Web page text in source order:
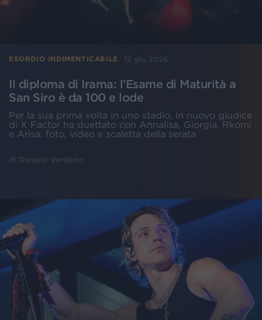
ESORDIO INDIMENTICABILE 12 giu 2026
Il diploma di Irama: l’Esame di Maturità a
San Siro è da 100 e lode
Per la sua prima volta in uno stadio, in nuovo giudice
di X Factor ha duettato con Annalisa, Giorgia, Rkomi
e Arisa: foto, video e scaletta della serata
di Daniele Verderio